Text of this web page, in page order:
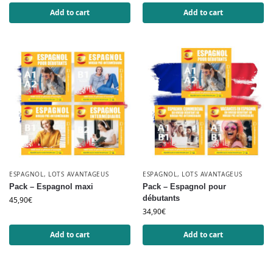
Add to cart Add to cart
ESPAGNOL , LOTS AVANTAGEUS
Pack – Espagnol maxi
45,90€
Add to cart
ESPAGNOL , LOTS AVANTAGEUS
Pack – Espagnol pour
débutants
34,90€
Add to cart